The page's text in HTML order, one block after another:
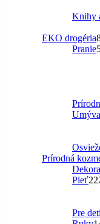
Knihy
EKO drogéria
Pranie
Prírodná
Pleť22
Pre deti